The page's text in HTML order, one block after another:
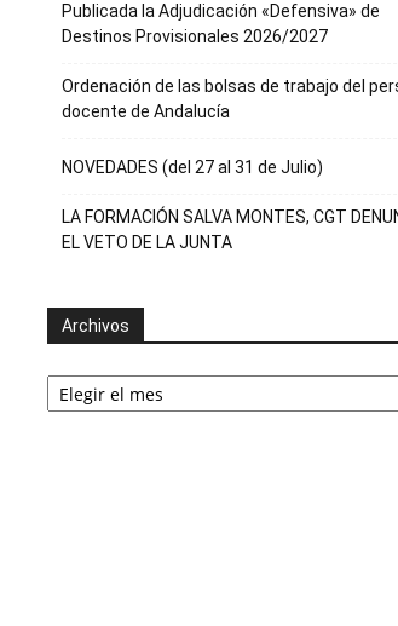
Publicada la Adjudicación «Defensiva» de
Destinos Provisionales 2026/2027
Ordenación de las bolsas de trabajo del
docente de Andalucía
NOVEDADES (del 27 al 31 de Julio)
LA FORMACIÓN SALVA MONTES, CGT
EL VETO DE LA JUNTA
Archivos
Archivos